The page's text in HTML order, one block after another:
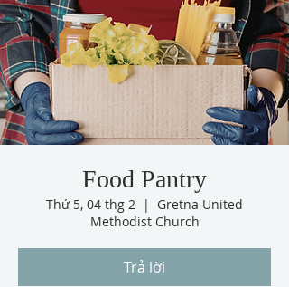
Food Pantry
Thứ 5, 04 thg 2
  |
Gretna United
Methodist Church
Trả lời